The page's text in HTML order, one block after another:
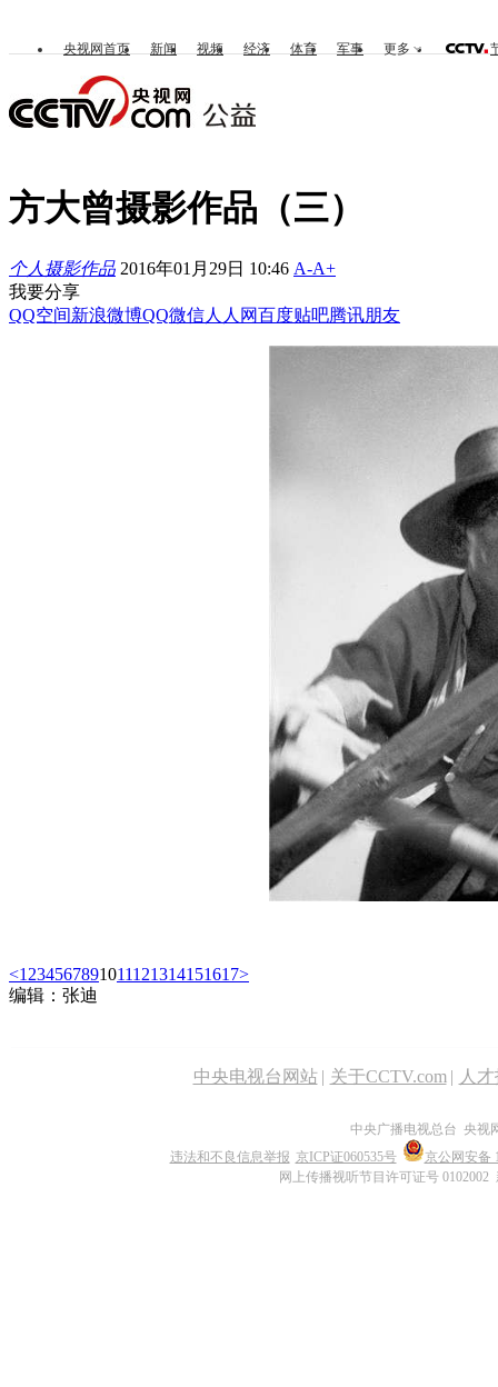
央视网首页 新闻 视频 经济 体育 军事 更多
方大曾摄影作品（三）
个人摄影作品 2016年01月29日 10:46 A-A+
我要分享
QQ空间新浪微博QQ微信人人网百度贴吧腾讯朋友
<1 234567891011121314151617>
编辑：张迪
中央电视台网站 | 关于CCTV.com | 人
中央广播电视总台 央视
违法和不良信息举报 京ICP证060535号
京公网安备
网上传播视听节目许可证号 0102002